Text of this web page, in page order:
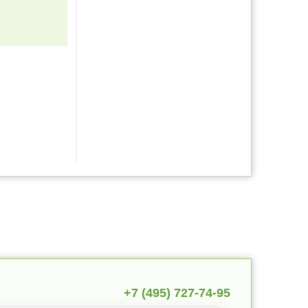
+7 (495) 727-74-95